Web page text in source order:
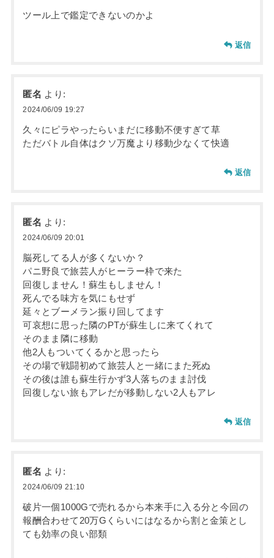
ツール上で鑑定できないのかよ
返信
匿名 より:
2024/06/09 19:27
久々にピラやったらいまだに移動不便すぎて草
ただバトル自体はクソ万魔より移動少なくて快適
返信
匿名 より:
2024/06/09 20:01
脳死してる人が多くないか？
パニ野良で旅芸人がヒーラー枠で来た
回復しません！蘇生もしません！
死んでる味方を気にもせず
延々とブーメラン振り回してます
可哀想に思った隣のPTが蘇生しに来てくれて
そのまま隣に移動
他2人もついてくるかと思ったら
その場で戦闘初めて旅芸人と一緒にまた死ぬ
その後は誰も蘇生行かず3人落ちのまま討伐
回復しない旅もアレだが移動しない2人もアレ
返信
匿名 より:
2024/06/09 21:10
破片一個1000Gで売れるから本来手に入る分と今回の
報酬合わせて20万Gくらいにはなるから割と金策とし
ても効率の良い部類